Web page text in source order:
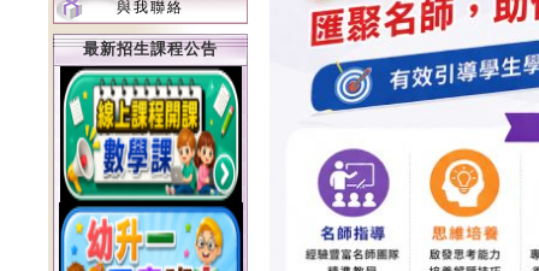
與我聯絡
最新招生課程公告